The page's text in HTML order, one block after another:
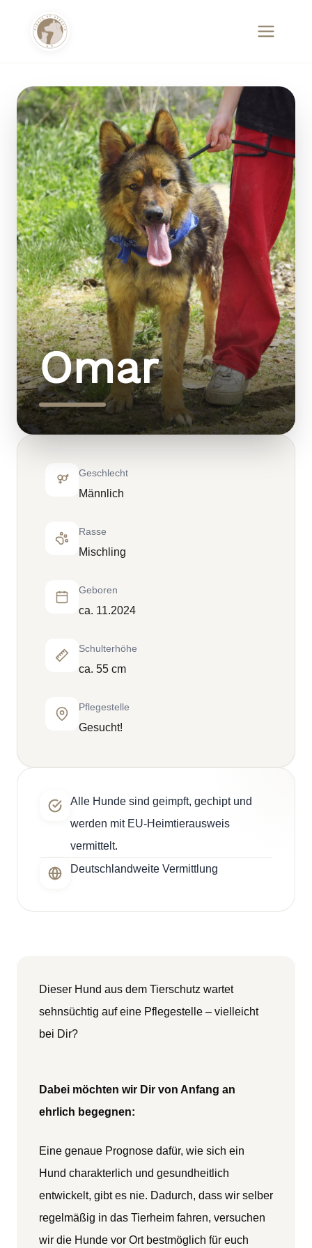
Omar
Geschlecht
Männlich
Rasse
Mischling
Geboren
ca. 11.2024
Schulterhöhe
ca. 55 cm
Pflegestelle
Gesucht!
Alle Hunde sind geimpft, gechipt und
werden mit EU-Heimtierausweis
vermittelt.
Deutschlandweite Vermittlung
Dieser Hund aus dem Tierschutz wartet
sehnsüchtig auf eine Pflegestelle – vielleicht
bei Dir?
Dabei möchten wir Dir von Anfang an
ehrlich begegnen:
Eine genaue Prognose dafür, wie sich ein
Hund charakterlich und gesundheitlich
entwickelt, gibt es nie. Dadurch, dass wir selber
regelmäßig in das Tierheim fahren, versuchen
wir die Hunde vor Ort bestmöglich für euch